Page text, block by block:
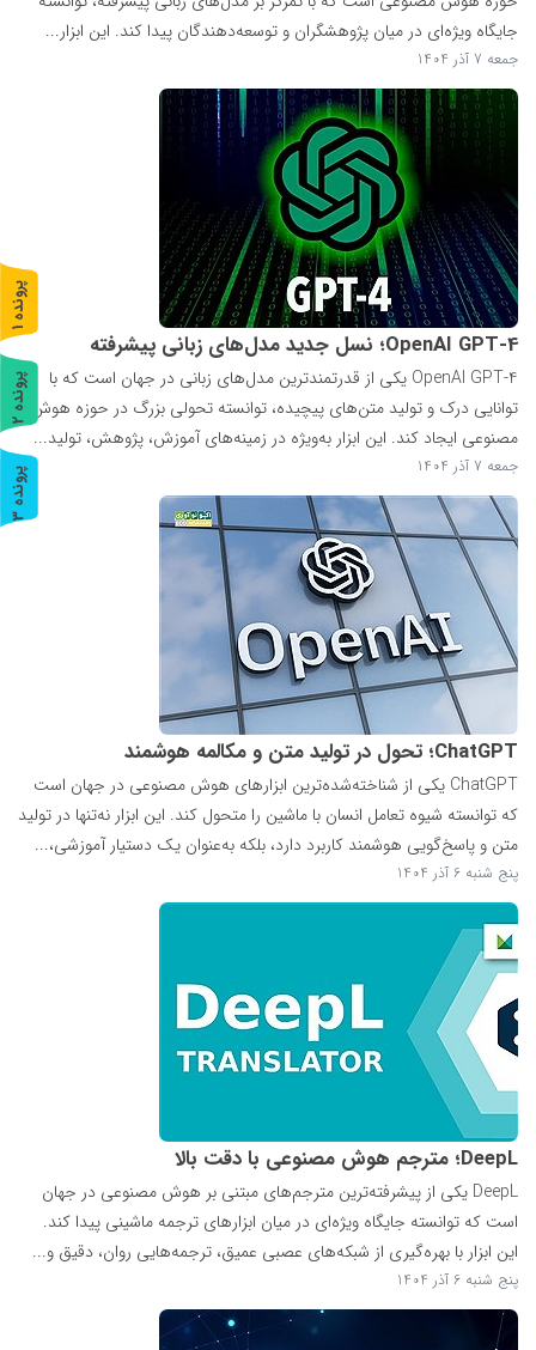
جایگاه ویژه‌ای در میان پژوهشگران و توسعه‌دهندگان پیدا کند. این ابزار...
جمعه 7 آذر 1404
OpenAI GPT-4؛ نسل جدید مدل‌های زبانی پیشرفته
OpenAI GPT-4 یکی از قدرتمندترین مدل‌های زبانی در جهان است که با
توانایی درک و تولید متن‌های پیچیده، توانسته تحولی بزرگ در حوزه هوش
مصنوعی ایجاد کند. این ابزار به‌ویژه در زمینه‌های آموزش، پژوهش، تولید...
جمعه 7 آذر 1404
ChatGPT؛ تحول در تولید متن و مکالمه هوشمند
ChatGPT یکی از شناخته‌شده‌ترین ابزارهای هوش مصنوعی در جهان است
که توانسته شیوه تعامل انسان با ماشین را متحول کند. این ابزار نه‌تنها در تولید
متن و پاسخ‌گویی هوشمند کاربرد دارد، بلکه به‌عنوان یک دستیار آموزشی،...
پنج شنبه 6 آذر 1404
DeepL؛ مترجم هوش مصنوعی با دقت بالا
DeepL یکی از پیشرفته‌ترین مترجم‌های مبتنی بر هوش مصنوعی در جهان
است که توانسته جایگاه ویژه‌ای در میان ابزارهای ترجمه ماشینی پیدا کند.
این ابزار با بهره‌گیری از شبکه‌های عصبی عمیق، ترجمه‌هایی روان، دقیق و...
پنج شنبه 6 آذر 1404
پ
ر
و
ن
د
ه
1
پ
ر
و
ن
د
ه
2
پ
ر
و
ن
د
ه
3